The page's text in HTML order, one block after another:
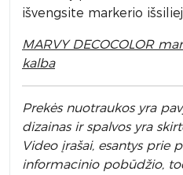
išvengsite markerio
MARVY DECOCOLOR
kalba
Prekės nuotraukos yra
dizainas ir spalvos yra
Video įrašai, esantys prie
informacinio pobūdžio,